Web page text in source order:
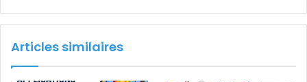
Articles similaires